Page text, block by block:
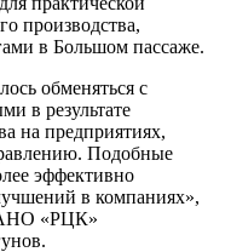
производства,
в Большом пассаже.
обменяться с
в результате
на предприятиях,
Подобные
эффективно
в компаниях»,
АНО «РЦК»